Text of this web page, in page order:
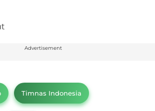
Advertisement
Timnas Indonesia